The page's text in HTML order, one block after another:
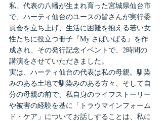
私、代表の八幡が生まれ育った宮城県仙台市
で、ハーティ仙台のユースの皆さんが実行委
員会を立ち上げ、生活に困難を抱える若い女
性たちに役立つ冊子『My さばいばる』を作
成され、その発行記念イベントで、2時間の
講演をさせていただきました。
実は、ハーティ仙台の代表は私の母親。馴染
みのある土地で馴染みのある方々、そして自
分の母親の前で、私自身のライフストーリー
や被害の経験を基に「トラウマインフォーム
ド・ケア」についてお話しすることは、私に